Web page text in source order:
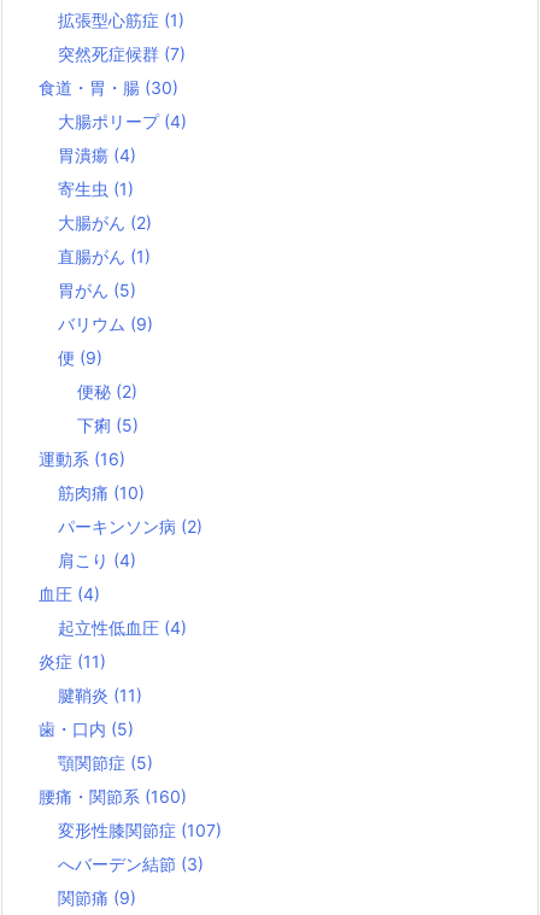
拡張型心筋症 (1)
突然死症候群 (7)
食道・胃・腸 (30)
大腸ポリープ (4)
胃潰瘍 (4)
寄生虫 (1)
大腸がん (2)
直腸がん (1)
胃がん (5)
バリウム (9)
便 (9)
便秘 (2)
下痢 (5)
運動系 (16)
筋肉痛 (10)
パーキンソン病 (2)
肩こり (4)
血圧 (4)
起立性低血圧 (4)
炎症 (11)
腱鞘炎 (11)
歯・口内 (5)
顎関節症 (5)
腰痛・関節系 (160)
変形性膝関節症 (107)
へバーデン結節 (3)
関節痛 (9)